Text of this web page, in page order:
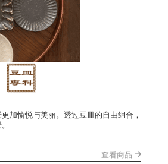
加愉悦与美丽。透过豆皿的自由组合，
查看商品